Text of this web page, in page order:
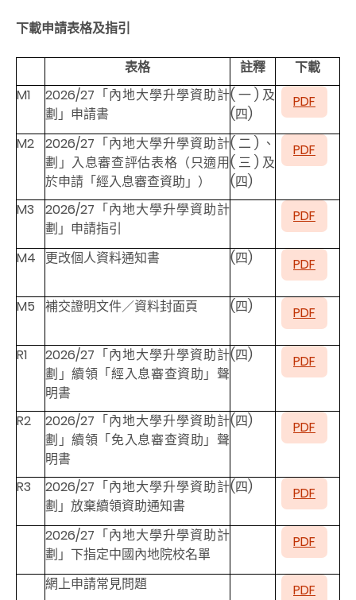
下載申請表格及指引
表格 註釋
下載
M1
2026/27「內地大學升學資助計
劃」申請書
(一)及
(四)
PDF
M2
2026/27「內地大學升學資助計
劃」入息審查評估表格（只適用
於申請「經入息審查資助」）
(二)、
(三)及
(四)
PDF
M3
2026/27「內地大學升學資助計
劃」申請指引
PDF
M4 更改個人資料通知書 (四) PDF
M5 補交證明文件／資料封面頁 (四) PDF
R1
2026/27「內地大學升學資助計
劃」續領「經入息審查資助」聲
明書
(四) PDF
R2
2026/27「內地大學升學資助計
劃」續領「免入息審查資助」聲
明書
(四) PDF
R3
2026/27「內地大學升學資助計
劃」放棄續領資助通知書
(四) PDF
2026/27「內地大學升學資助計
劃」下指定中國內地院校名單
PDF
網上申請常見問題 PDF